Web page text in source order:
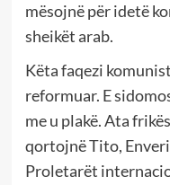
mësojnë për idetë
sheikët arab.
Këta faqezi
reformuar. E
me u plakë. Ata
qortojnë Tito,
Proletarët